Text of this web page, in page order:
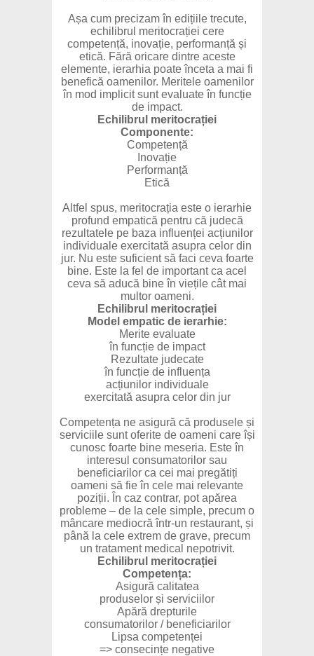
Așa cum precizam în edițiile trecute,
echilibrul meritocrației cere
competență, inovație, performanță și
etică. Fără oricare dintre aceste
elemente, ierarhia poate înceta a mai fi
benefică oamenilor. Meritele oamenilor
în mod implicit sunt evaluate în funcție
de impact.
Echilibrul meritocrației
Componente:
Competență
Inovație
Performanță
Etică
Altfel spus, meritocrația este o ierarhie
profund empatică pentru că judecă
rezultatele pe baza influenței acțiunilor
individuale exercitată asupra celor din
jur. Nu este suficient să faci ceva foarte
bine. Este la fel de important ca acel
ceva să aducă bine în viețile cât mai
multor oameni.
Echilibrul meritocrației
Model empatic de ierarhie:
Merite evaluate
în funcție de impact
Rezultate judecate
în funcție de influența
acțiunilor individuale
exercitată asupra celor din jur
Competența ne asigură că produsele și
serviciile sunt oferite de oameni care își
cunosc foarte bine meseria. Este în
interesul consumatorilor sau
beneficiarilor ca cei mai pregătiți
oameni să fie în cele mai relevante
poziții. În caz contrar, pot apărea
probleme – de la cele simple, precum o
mâncare mediocră într-un restaurant, și
până la cele extrem de grave, precum
un tratament medical nepotrivit.
Echilibrul meritocrației
Competența:
Asigură calitatea
produselor și serviciilor
Apără drepturile
consumatorilor / beneficiarilor
Lipsa competenței
=> consecințe negative